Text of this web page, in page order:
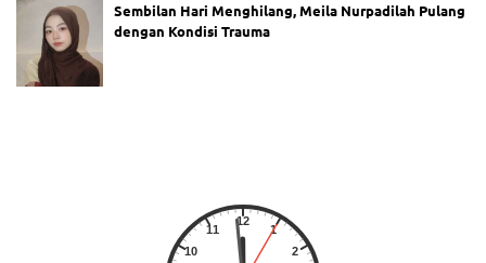
Sembilan Hari Menghilang, Meila Nurpadilah Pulang
dengan Kondisi Trauma